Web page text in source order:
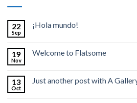
22
Sep
¡Hola mundo!
19
Nov
Welcome to Flatsome
13
Oct
Just another post with A